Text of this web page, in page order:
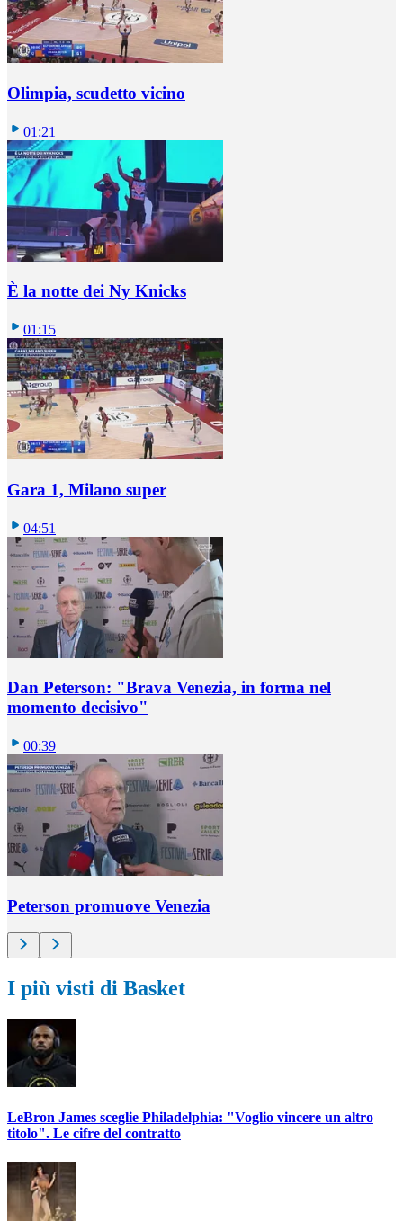
Olimpia, scudetto vicino
01:21
È la notte dei Ny Knicks
01:15
Gara 1, Milano super
04:51
Dan Peterson: "Brava Venezia, in forma nel
momento decisivo"
00:39
Peterson promuove Venezia
I più visti di Basket
LeBron James sceglie Philadelphia: "Voglio vincere un altro
titolo". Le cifre del contratto